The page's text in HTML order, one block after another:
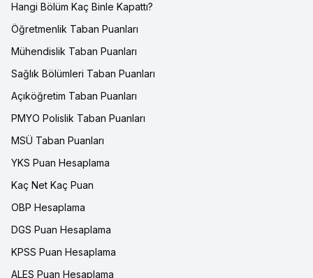
Hangi Bölüm Kaç Binle Kapattı?
Öğretmenlik Taban Puanları
Mühendislik Taban Puanları
Sağlık Bölümleri Taban Puanları
Açıköğretim Taban Puanları
PMYO Polislik Taban Puanları
MSÜ Taban Puanları
YKS Puan Hesaplama
Kaç Net Kaç Puan
OBP Hesaplama
DGS Puan Hesaplama
KPSS Puan Hesaplama
ALES Puan Hesaplama